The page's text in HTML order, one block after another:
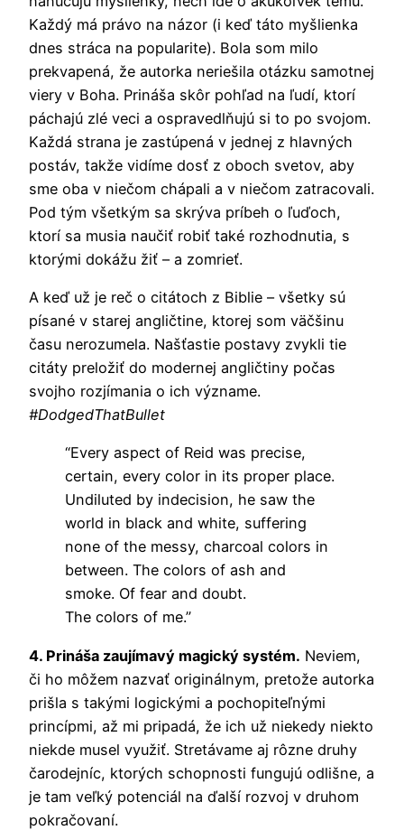
Každý má právo na názor (i keď táto myšlienka
dnes stráca na popularite). Bola som milo
prekvapená, že autorka neriešila otázku samotnej
viery v Boha. Prináša skôr pohľad na ľudí, ktorí
páchajú zlé veci a ospravedlňujú si to po svojom.
Každá strana je zastúpená v jednej z hlavných
postáv, takže vidíme dosť z oboch svetov, aby
sme oba v niečom chápali a v niečom zatracovali.
Pod tým všetkým sa skrýva príbeh o ľuďoch,
ktorí sa musia naučiť robiť také rozhodnutia, s
ktorými dokážu žiť – a zomrieť.
A keď už je reč o citátoch z Biblie – všetky sú
písané v starej angličtine, ktorej som väčšinu
času nerozumela. Našťastie postavy zvykli tie
citáty preložiť do modernej angličtiny počas
svojho rozjímania o ich význame.
#DodgedThatBullet
“Every aspect of Reid was precise,
certain, every color in its proper place.
Undiluted by indecision, he saw the
world in black and white, suffering
none of the messy, charcoal colors in
between. The colors of ash and
smoke. Of fear and doubt.
The colors of me.”
4. Prináša zaujímavý magický systém. Neviem,
či ho môžem nazvať originálnym, pretože autorka
prišla s takými logickými a pochopiteľnými
princípmi, až mi pripadá, že ich už niekedy niekto
niekde musel využiť. Stretávame aj rôzne druhy
čarodejníc, ktorých schopnosti fungujú odlišne, a
je tam veľký potenciál na ďalší rozvoj v druhom
pokračovaní.